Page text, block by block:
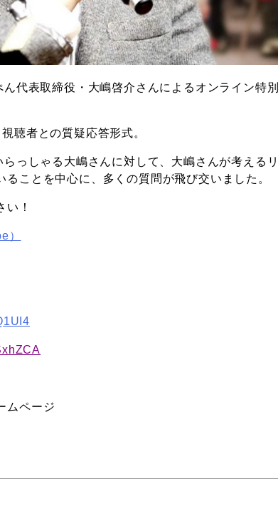
代表取締役・大嶋啓介さんによるオンライン特
聴者との質疑応答形式。
っしゃる大嶋さんに対して、大嶋さんが考える
ことを中心に、多くの質問が飛び交いました。
い！
）
ムページ